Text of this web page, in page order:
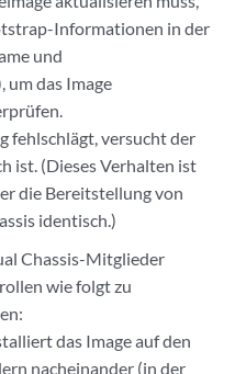
Informationen in der
und
das Image
fehlschlägt, versucht der
ist. (Dieses Verhalten ist
die Bereitstellung von
identisch.)
Chassis-Mitglieder
wie folgt zu
das Image auf den
nacheinander (in der